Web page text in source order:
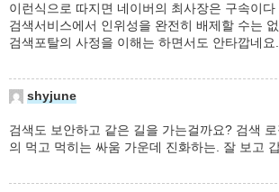
이런식으로 따지면 네이버의 최사장은 구속이다
검색서비스에서 인위성을 완전히 배제할 수는
검색포탈의 사정을 이해는 하면서도 안타깝네요.
shyjune
검색도 보안하고 같은 길을 가는걸까요? 검색
의 먹고 먹히는 싸움 가운데 진화하는. 잘 보고